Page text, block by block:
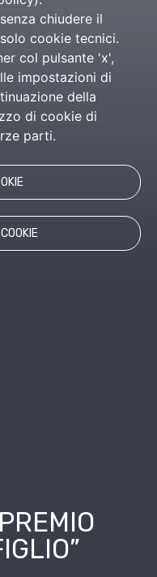
chiudere il
cookie tecnici.
col pulsante 'x',
impostazioni di
della
di cookie di
parti.